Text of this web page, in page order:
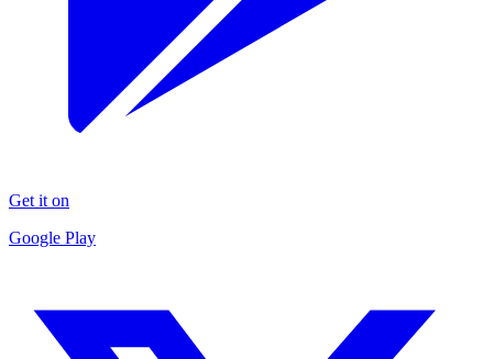
Get it on
Google Play